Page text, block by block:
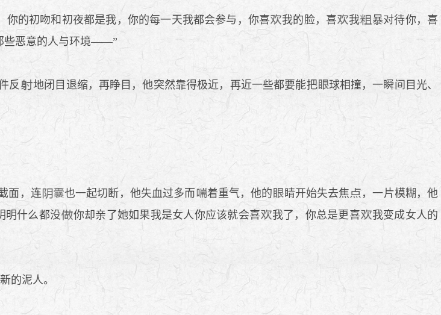
你的初吻和初夜都是我，你的每一天我都会参与，你喜 我的脸，喜 我
暴对待你，喜
些恶意的人与环境——”
反 地闭目退缩，再睁目，他突然靠得极近，再近一些都要能把
球相撞，一瞬间目光、
面，连 也一起切断，他失血过多而 着重气，他的 睛开始失去焦
，一片模糊，他
明什么都没 你却亲了她如果我是女人你应该就会喜 我了，你总是更喜
我变成女人的
的泥人。